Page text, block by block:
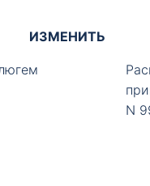
ИЗМЕНИТЬ
N